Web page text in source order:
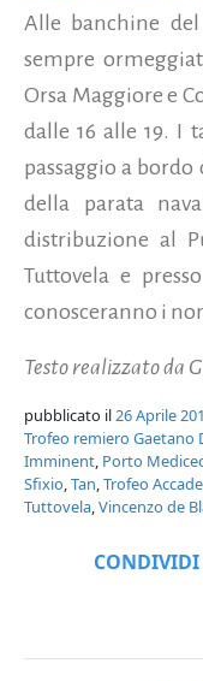
Alle banchine
sempre
Orsa Maggiore e
dalle 16 alle 19. I
passaggio a
della parata
distribuzione al
Tuttovela e
conosceranno i
Testo realizzato da
pubblicato il26 Aprile
Trofeo remiero Gaetano
Imminent, Porto
Sfixio,Tan,Trofeo
Tuttovela,Vincenzo de
CONDIVIDI